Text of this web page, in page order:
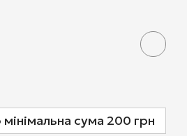
сума 200 грн